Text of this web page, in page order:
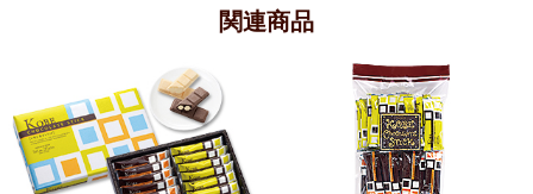
関連商品